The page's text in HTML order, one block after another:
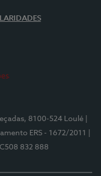
8100-524 Loulé
ERS - 1672/2011
832 888